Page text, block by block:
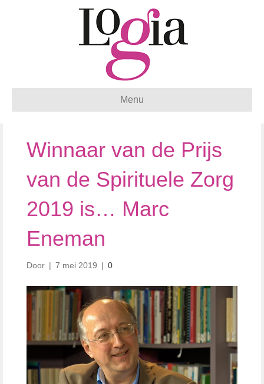
Menu
Winnaar van de Prijs
van de Spirituele Zorg
2019 is… Marc
Eneman
Door | 7 mei 2019 | 0